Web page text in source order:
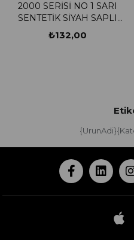
2000 SERİSİ NO 1 SARI
SENTETİK SİYAH SAPLI
ZEMİN FIRÇASI
₺132,00